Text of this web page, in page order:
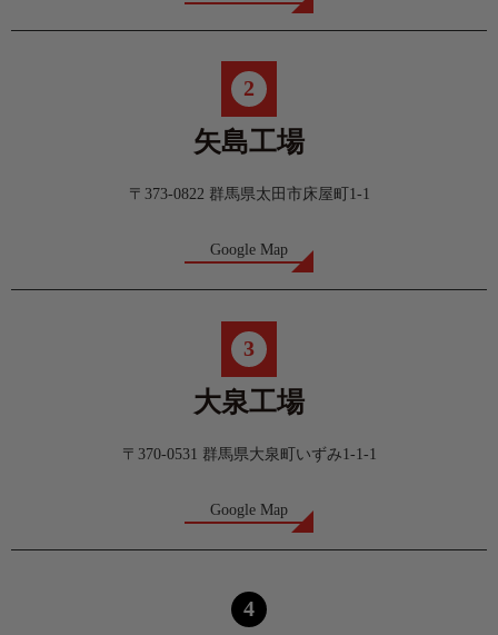
2
矢島工場
〒373-0822 群馬県太田市床屋町1-1
Google Map
3
大泉工場
〒370-0531 群馬県大泉町いずみ1-1-1
Google Map
4